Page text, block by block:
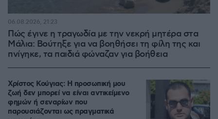
Πώς έγινε η τραγωδία με την νεκρή μητέρα στα
Μάλια: Βούτηξε για να βοηθήσει τη φίλη της και
πνίγηκε, τα παιδιά φώναζαν για βοήθεια
06.08.2026, 21:23
Χρίστος Κούγιας: Η προσωπική μου
ζωή δεν μπορεί να είναι αντικείμενο
φημών ή σεναρίων που
παρουσιάζονται ως πραγματικά